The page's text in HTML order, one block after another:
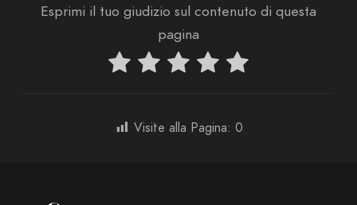
Esprimi il tuo giudizio sul contenuto di questa
pagina
Visite alla Pagina: 0